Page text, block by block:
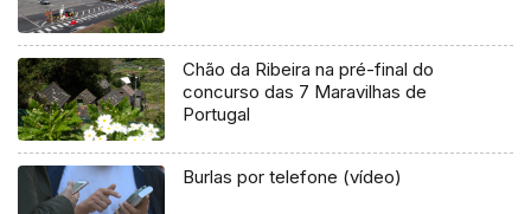
Chão da Ribeira na pré-final do
concurso das 7 Maravilhas de
Portugal
Burlas por telefone (vídeo)